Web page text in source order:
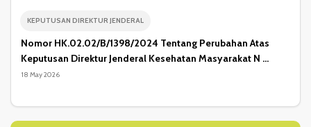
KEPUTUSAN DIREKTUR JENDERAL
Nomor HK.02.02/B/1398/2024 Tentang Perubahan Atas
Keputusan Direktur Jenderal Kesehatan Masyarakat N ...
18 May 2026